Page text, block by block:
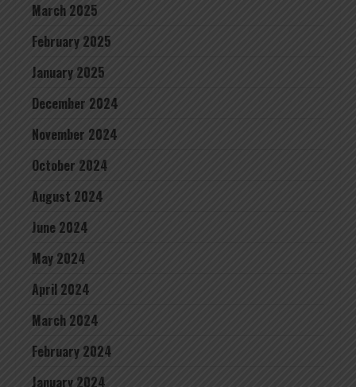
March 2025
February 2025
January 2025
December 2024
November 2024
October 2024
August 2024
June 2024
May 2024
April 2024
March 2024
February 2024
January 2024